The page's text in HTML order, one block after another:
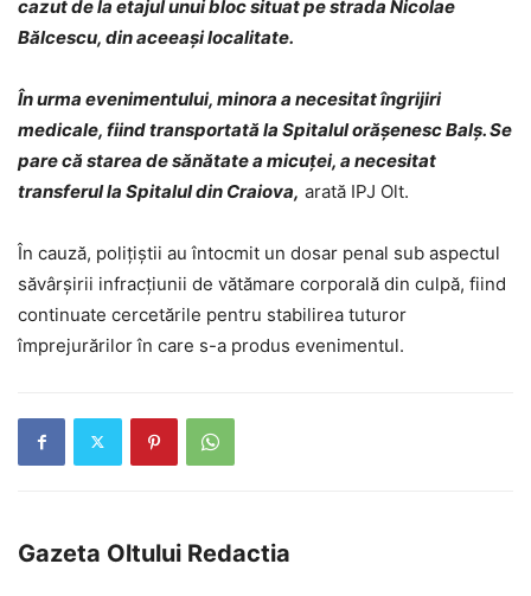
cazut de la etajul unui bloc situat pe strada Nicolae
Bălcescu, din aceeași localitate.
În urma evenimentului, minora a necesitat îngrijiri
medicale, fiind transportată la Spitalul orășenesc Balș. Se
pare că starea de sănătate a micuței, a necesitat
transferul la Spitalul din Craiova, arată IPJ Olt.
În cauză, polițiștii au întocmit un dosar penal sub aspectul
săvârșirii infracțiunii de vătămare corporală din culpă, fiind
continuate cercetările pentru stabilirea tuturor
împrejurărilor în care s-a produs evenimentul.
Gazeta Oltului Redactia